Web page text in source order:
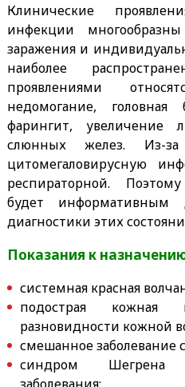
Клинические
инфекции
заражения и
наиболее
проявлениями
недомогание,
фарингит, увеличение
слюнных желез. Из-
цитомегаловирусную
респираторной.
будет информативным
диагностики этих
Показания к
системная красная
подострая
разновидности кожной
смешанное заболевание
синдром Шегрена
заболевания;